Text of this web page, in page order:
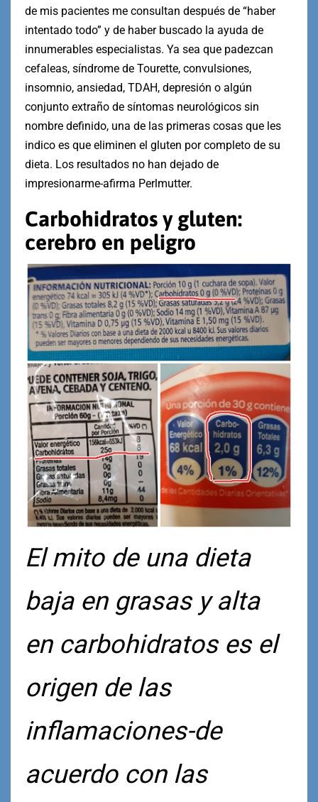
de mis pacientes me consultan después de “haber
intentado todo” y de haber buscado la ayuda de
innumerables especialistas. Ya sea que padezcan
cefaleas, síndrome de Tourette, convulsiones,
insomnio, ansiedad, TDAH, depresión o algún
conjunto extraño de síntomas neurológicos sin
nombre definido, una de las primeras cosas que les
indico es que eliminen el gluten por completo de su
dieta. Los resultados no han dejado de
impresionarme-afirma Perlmutter.
Carbohidratos y gluten:
cerebro en peligro
El mito de una dieta
baja en grasas y alta
en carbohidratos es el
origen de las
inflamaciones-de
acuerdo con las